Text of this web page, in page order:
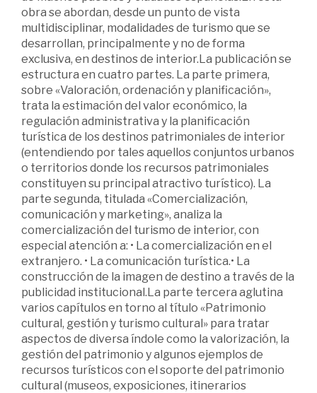
obra se abordan, desde un punto de vista
multidisciplinar, modalidades de turismo que se
desarrollan, principalmente y no de forma
exclusiva, en destinos de interior.La publicación se
estructura en cuatro partes. La parte primera,
sobre «Valoración, ordenación y planificación»,
trata la estimación del valor económico, la
regulación administrativa y la planificación
turística de los destinos patrimoniales de interior
(entendiendo por tales aquellos conjuntos urbanos
o territorios donde los recursos patrimoniales
constituyen su principal atractivo turístico). La
parte segunda, titulada «Comercialización,
comunicación y marketing», analiza la
comercialización del turismo de interior, con
especial atención a: • La comercialización en el
extranjero. • La comunicación turística.• La
construcción de la imagen de destino a través de la
publicidad institucional.La parte tercera aglutina
varios capítulos en torno al título «Patrimonio
cultural, gestión y turismo cultural» para tratar
aspectos de diversa índole como la valorización, la
gestión del patrimonio y algunos ejemplos de
recursos turísticos con el soporte del patrimonio
cultural (museos, exposiciones, itinerarios